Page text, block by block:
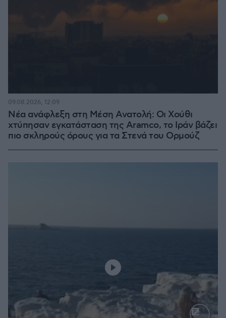
Νέα ανάφλεξη στη Μέση Ανατολή: Οι Χούθι
χτύπησαν εγκατάσταση της Aramco, το Ιράν βάζει
πιο σκληρούς όρους για τα Στενά του Ορμούζ
09.08.2026, 12:09